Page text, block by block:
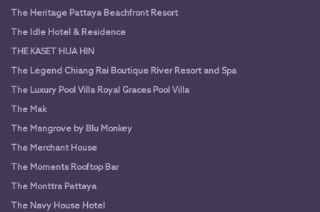
The Heritage Pattaya Beachfront Resort
The Idle Hotel & Residence
THE KASET HUA HIN
The Legend Chiang Rai Boutique River Resort and Spa
The Luxury Pool Villa Royal Graces Pool Villa
The Mak
The Mangrove by Blu Monkey
The Merchant House
The Moments Rooftop Bar
The Monttra Pattaya
The Navy House Hotel